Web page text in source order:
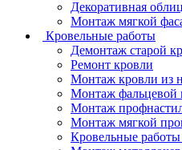
Декоративная
Монтаж мягкой
Кровельные работы
Демонтаж старой
Ремонт кровли
Монтаж кровли из
Монтаж фальцевой
Монтаж
Монтаж мягкой
Кровельные